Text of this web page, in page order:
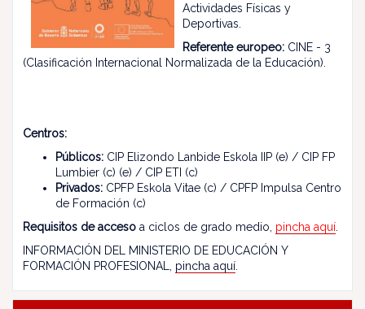
Actividades Físicas y
Deportivas.
Referente europeo: CINE - 3
(Clasificación Internacional Normalizada de la Educación).
Centros:
Públicos: CIP Elizondo Lanbide Eskola IIP (e) / CIP FP
Lumbier (c) (e) / CIP ETI (c)
Privados: CPFP Eskola Vitae (c) / CPFP Impulsa Centro
de Formación (c)
Requisitos de acceso a ciclos de grado medio, pincha aquí
INFORMACIÓN DEL MINISTERIO DE EDUCACIÓN Y
FORMACIÓN PROFESIONAL, pincha aquí